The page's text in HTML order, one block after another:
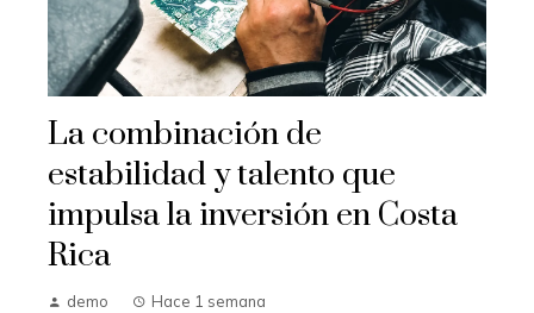
La combinación de
estabilidad y talento que
impulsa la inversión en Costa
Rica
demo Hace 1 semana